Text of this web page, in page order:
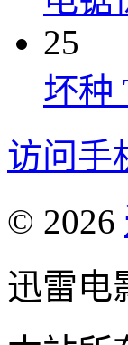
25
坏种
访问手
© 2026
迅雷电